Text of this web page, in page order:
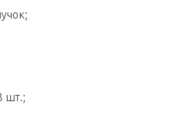
шт.;